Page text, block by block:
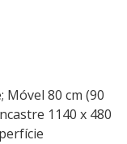
Móvel 80 cm (90
1140 x 480